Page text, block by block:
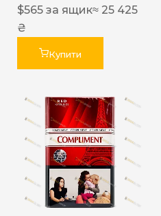
$565 за ящик≈ 25 425
₴
Купити